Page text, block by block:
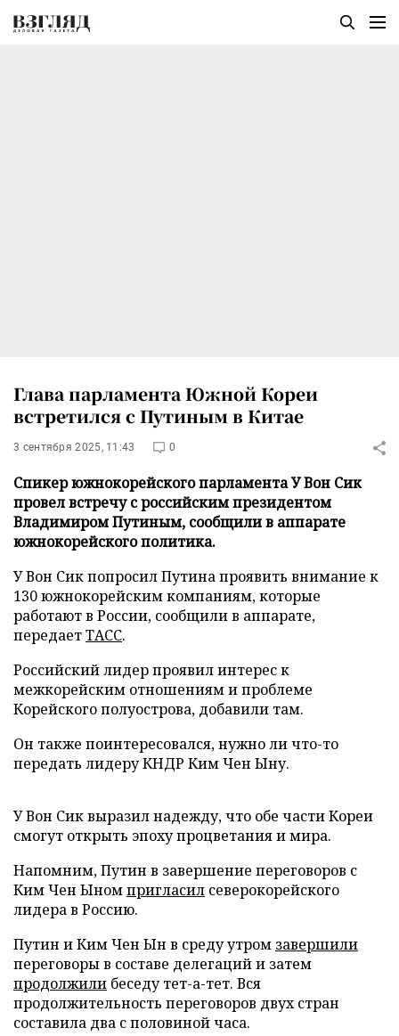
Глава парламента Южной Кореи
встретился с Путиным в Китае
3 сентября 2025, 11:43 0
Спикер южнокорейского парламента У Вон Сик
провел встречу с российским президентом
Владимиром Путиным, сообщили в аппарате
южнокорейского политика.
У Вон Сик попросил Путина проявить внимание к
130 южнокорейским компаниям, которые
работают в России, сообщили в аппарате,
передаетТАСС.
Российский лидер проявил интерес к
межкорейским отношениям и проблеме
Корейского полуострова, добавили там.
Он также поинтересовался, нужно ли что-то
передать лидеру КНДР Ким Чен Ыну.
У Вон Сик выразил надежду, что обе части Кореи
смогут открыть эпоху процветания и мира.
Напомним, Путин в завершение переговоров с
Ким Чен Ыномпригласил северокорейского
лидера в Россию.
Путин и Ким Чен Ын в среду утром завершили
переговоры в составе делегаций и затем
продолжили беседу тет-а-тет. Вся
продолжительность переговоров двух стран
составила два с половиной часа.